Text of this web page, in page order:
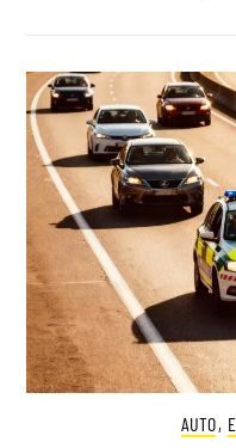
AUTO,